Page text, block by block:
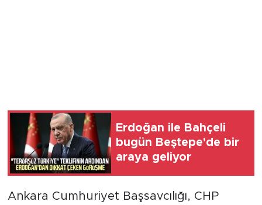
Erdoğan ile Bahçeli
bugün Beştepe'de bir
araya geliyor
Ankara Cumhuriyet Başsavcılığı, CHP